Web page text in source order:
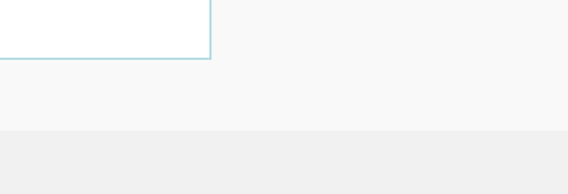
sempre fantastici.